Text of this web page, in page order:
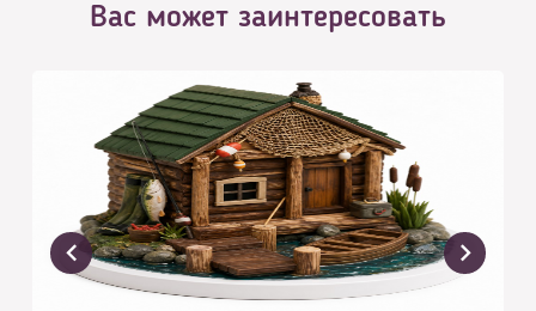
Вас может заинтересовать